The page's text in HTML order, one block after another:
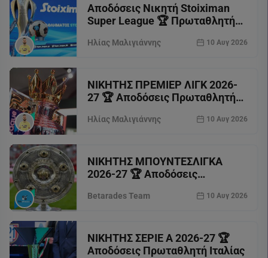
Αποδόσεις Νικητή Stoiximan
Super League 🏆 Πρωταθλητής
Ηλίας Μαλιγιάννης 10 Αυγ 2026
ΝΙΚΗΤΗΣ ΠΡΕΜΙΕΡ ΛΙΓΚ 2026-
27 🏆 Αποδόσεις Πρωταθλητή
Ηλίας Μαλιγιάννης 10 Αυγ 2026
ΝΙΚΗΤΗΣ ΜΠΟΥΝΤΕΣΛΙΓΚΑ
2026-27 🏆 Αποδόσεις
Betarades Team 10 Αυγ 2026
ΝΙΚΗΤΗΣ ΣΕΡΙΕ Α 2026-27 🏆
Αποδόσεις Πρωταθλητή Ιταλίας